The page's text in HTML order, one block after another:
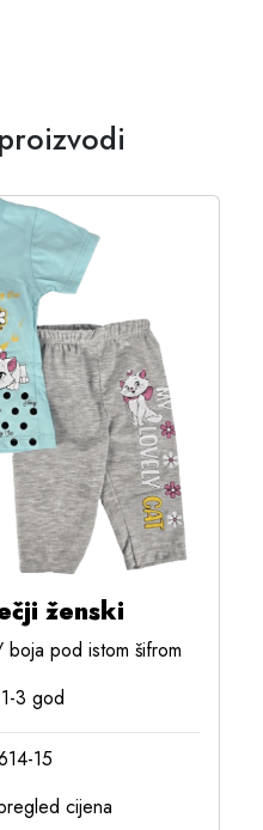
ženski
pod istom šifrom
3 god
15
cijena